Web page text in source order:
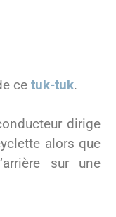
ce tuk-tuk.
dirige
alors que
sur une